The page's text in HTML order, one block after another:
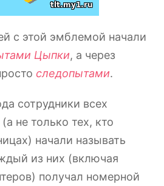
с этой эмблемой начали
Цыпки, а через
следопытами.
сотрудники всех
не только тех, кто
начали называть
из них (включая
получал номерной